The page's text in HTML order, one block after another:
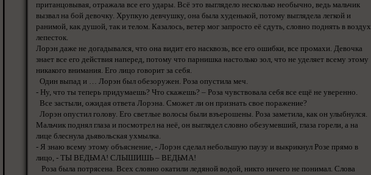
пританцовывая, отражала все его удары. Всё это выглядело несколько необычно, ведь мальчик
вызвал на бой девочку. Хрупкую девчушку, она была худенькой, потому выглядела легкой и
ранимой, как душой, так и телом. Казалось, ветер мог запросто её сдуть, словно поднять в воздух
лепесток.
Лорэн даже не догадывался, что она видит его насквозь, все его ошибки, все промахи. Девочка
знает все его действия наперед, потому что парнишка настолько зол, что не уделяет всему этому
никакого внимания. Его лицо говорит за себя.
Один выпад и … Лорэн был обезоружен. Роза опустила меч.
- Ну, что ты теперь придумаешь? Что скажешь? – Роза чувствовала себя все ещё не уверенно.
Все застыли, ожидая ответа Лорэна. Сможет ли он признать свое поражение?
Лорэн опустил голову. Его светлые волосы были взъерошены. Роза заметила, как он улыбнулся.
Мальчик поднял глаза и посмотрел на неё, он выглядел словно обезумевший, глаза горели, а на
лице блеснула дьявольская ухмылка.
- Я знаю всему этому объяснение, - Лорэн сделал небольшую паузу и выкрикнул Розе прямо в
лицо, - ТЫ ВЕДЬМА! СЛЫШИШЬ – ВЕДЬМА!
Роза была потрясена. Всех словно окатили ледяной водой, никто ничего не понимал. Слова